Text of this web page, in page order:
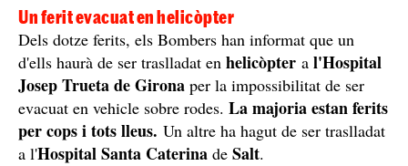
Un ferit evacuat en helicòpter
Dels dotze ferits, els Bombers han informat que un
d'ells haurà de ser traslladat en helicòpter a l'Hospital
Josep Trueta de Girona per la impossibilitat de ser
evacuat en vehicle sobre rodes. La majoria estan ferits
per cops i tots lleus. Un altre ha hagut de ser traslladat
a l'Hospital Santa Caterina de Salt.